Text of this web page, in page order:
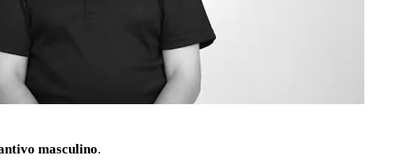
masculino.